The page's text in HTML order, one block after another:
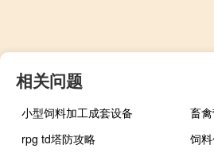
相关问题
小型饲料加工成套设备
畜
rpg td塔防攻略
饲